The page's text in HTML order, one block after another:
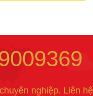
nghiệp. Liên hệ